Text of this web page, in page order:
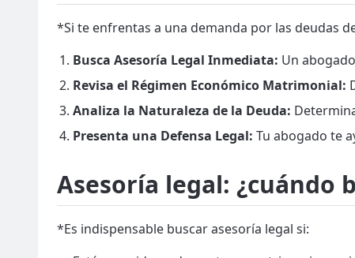
*Si te enfrentas a una demanda por las deudas
Busca Asesoría Legal Inmediata: Un
Revisa el Régimen Económico Matrimonial:
Analiza la Naturaleza de la Deuda:
Presenta una Defensa Legal: Tu abogado te
Asesoría legal: ¿cuándo
*Es indispensable buscar asesoría legal si: